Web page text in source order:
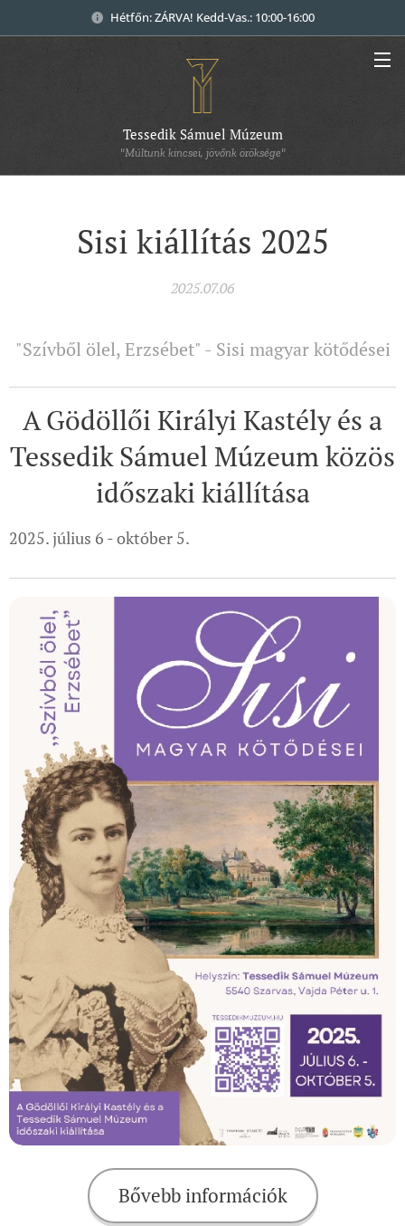
Hétfőn: ZÁRVA! Kedd-Vas.: 10:00-16:00
Tessedik Sámuel Múzeum
"Múltunk kincsei, jövőnk öröksége"
Sisi kiállítás 2025
2025.07.06
"Szívből ölel, Erzsébet" - Sisi magyar kötődései
A Gödöllői Királyi Kastély és a
Tessedik Sámuel Múzeum közös
időszaki kiállítása
2025. július 6 - október 5.
Bővebb információk